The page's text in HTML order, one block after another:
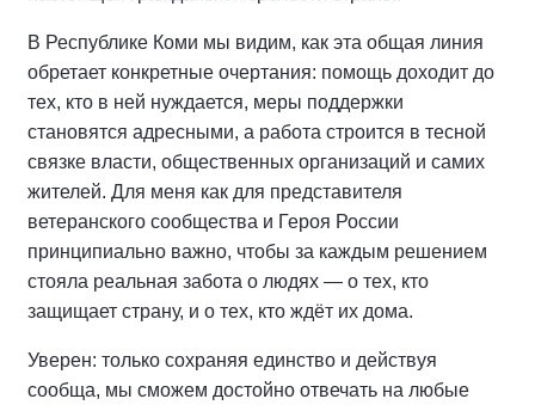
В Республике Коми мы видим, как эта общая линия
обретает конкретные очертания: помощь доходит до
тех, кто в ней нуждается, меры поддержки
становятся адресными, а работа строится в тесной
связке власти, общественных организаций и самих
жителей. Для меня как для представителя
ветеранского сообщества и Героя России
принципиально важно, чтобы за каждым решением
стояла реальная забота о людях — о тех, кто
защищает страну, и о тех, кто ждёт их дома.
Уверен: только сохраняя единство и действуя
сообща, мы сможем достойно отвечать на любые